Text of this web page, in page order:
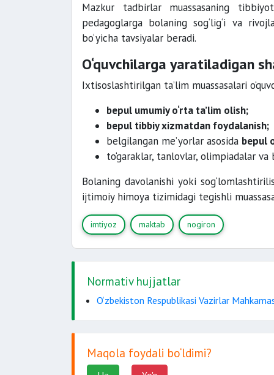
Mazkur tadbirlar muassasaning
pedagoglarga bolaning sog‘lig‘i va
bo‘yicha tavsiyalar beradi.
O‘quvchilarga yaratiladigan
Ixtisoslashtirilgan ta’lim muassasalari
bepul umumiy o‘rta ta’lim olish;
bepul tibbiy xizmatdan foydalanish;
belgilangan me’yorlar asosida bepul
to‘garaklar, tanlovlar, olimpiadalar
Bolaning davolanishi yoki
ijtimoiy himoya tizimidagi tegishli
imtiyoz maktab nogiron
Normativ hujjatlar
O‘zbekiston Respublikasi Vazirlar
Maqola foydali bo‘ldimi?